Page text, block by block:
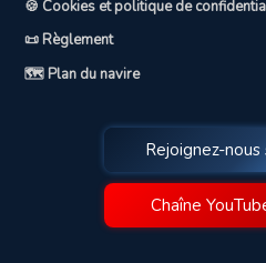
🍪 Cookies et politique de
📜 Règlement
🗺️ Plan du navire
Rejoignez-
Chaîne